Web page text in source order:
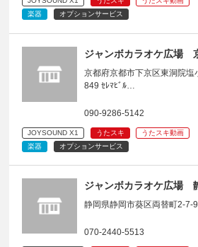
楽器
オプションサービス
ジャンボカラオケ広場
京都府京都市下京区東洞院塩
849 ｾﾚﾏﾋﾞﾙ…
090-9286-5142
JOYSOUND X1 うたスキ
うたスキ動画
楽器
オプションサービス
ジャンボカラオケ広場
静岡県静岡市葵区両替町2-7-9
070-2440-5513